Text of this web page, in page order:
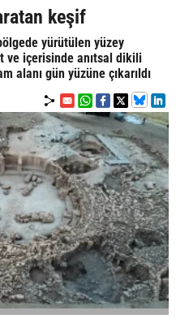
keşif
yürütülen yüzey
ve içerisinde anıtsal dikili
alanı gün yüzüne çıkarıldı